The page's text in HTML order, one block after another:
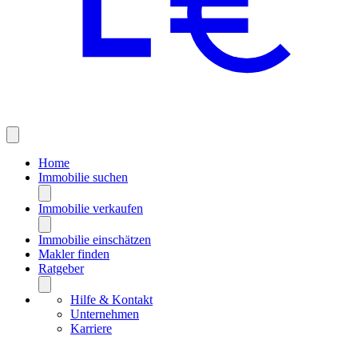
Home
Immobilie suchen
Immobilie verkaufen
Immobilie einschätzen
Makler finden
Ratgeber
Hilfe & Kontakt
Unternehmen
Karriere